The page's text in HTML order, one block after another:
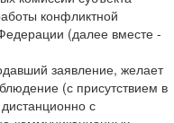
конфликтной
(далее вместе -
заявление, желает
(с присутствием в
с